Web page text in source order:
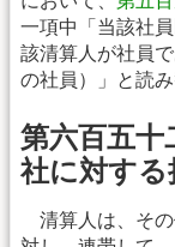
一項中「当該社
該清算人が社員
の社員）」と読
第六百五十
社に対する
清算人は、その